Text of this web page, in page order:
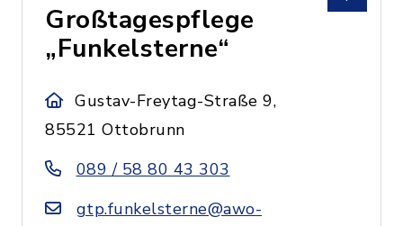
Großtagespflege
„Funkelsterne“
Gustav-Freytag-Straße 9,
85521 Ottobrunn
089 / 58 80 43 303
gtp.funkelsterne@awo-